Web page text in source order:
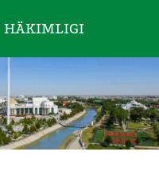
HÄKIMLIGI